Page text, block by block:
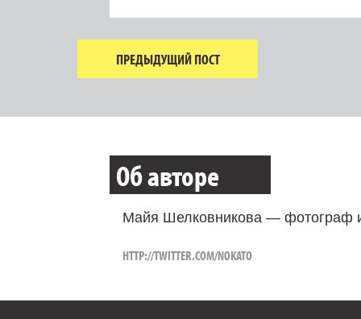
ПРЕДЫДУЩИЙ ПОСТ
Об авторе
Майя Шелковникова — фотограф
HTTP://TWITTER.COM/NOKATO